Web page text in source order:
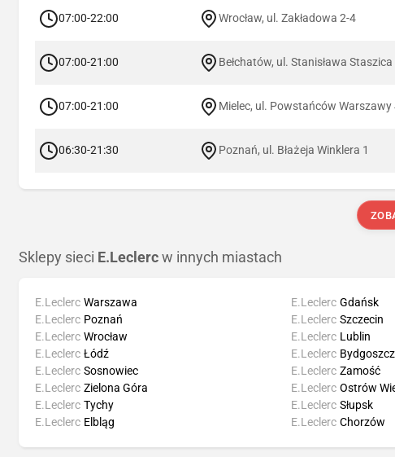
07:00-22:00 Wrocław, ul. Zakładowa 2-4
07:00-21:00 Bełchatów, ul. Stanisława Staszica
07:00-21:00 Mielec, ul. Powstańców Warszawy
06:30-21:30 Poznań, ul. Błażeja Winklera 1
Sklepy sieci E.Leclerc w innych miastach
E.Leclerc Warszawa
E.Leclerc Poznań
E.Leclerc Wrocław
E.Leclerc Łódź
E.Leclerc Gdańsk
E.Leclerc Szczecin
E.Leclerc Lublin
E.Leclerc Bydgoszcz
E.Leclerc Sosnowiec
E.Leclerc Zielona Góra
E.Leclerc Tychy
E.Leclerc Elbląg
E.Leclerc Zamość
E.Leclerc Ostrów
E.Leclerc Słupsk
E.Leclerc Chorzów